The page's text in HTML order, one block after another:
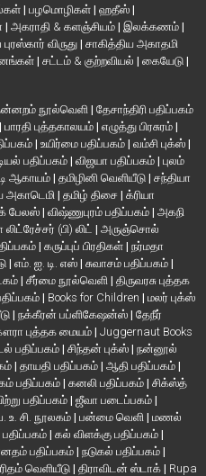
| பழமொழிகள் | ஹதீஸ் |
| அகராதி & களஞ்சியம் | இலக்கணம் |
புரஸ்கார் விருது | சாகித்திய அகாதமி
| சட்டம் & குற்றவியல் | கையேடு |
நூல்வெளி | தேசாந்திரி பதிப்பகம்
| பாரதி புத்தகாலயம் | எழுத்து பிரசுரம் |
| உயிர்மை பதிப்பகம் | வம்சி புக்ஸ் |
பதிப்பகம்| விஜயா பதிப்பகம் | புலம்
ஆகாயம் | தமிழினி வெளியீடு | சந்தியா
அகாடெமி | தமிழ் திசை | க்ரியா
பேலஸ்| விஷ்ணுபுரம் பதிப்பகம் | அகநி
லிட்ரேச்சர் (பி) லிட் | அருஞ்சொல்
| கருப்புப் பிரதிகள் | நர்மதா
| எம். ஐ. டி. எஸ் | சுவாசம் பதிப்பகம் |
| சீர்மை நூல்வெளி | திருவரசு புத்தக
| Books for Children | மலர் புக்ஸ்
| நக்கீரன் பப்ளிகேஷன்ஸ் | தேநீர்
புத்தக மையம் | Juggernaut Books
பதிப்பகம் | சிந்தன் புக்ஸ் | நன்னூல்
| தாயதி பதிப்பகம் | ஆதி பதிப்பகம் |
பதிப்பகம் | கனலி பதிப்பகம் | சிக்ஸ்த்
பதிப்பகம்| ஜீவா படைப்பகம் |
உ. சி. நூலகம் | பன்மை வெளி | மணல்
| கல் விளக்கு பதிப்பகம் |
பதிப்பகம்| நடுகல் பதிப்பகம் |
ரிதம் வெளியீடு | திராவிடன் ஸ்டாக் | Rupa